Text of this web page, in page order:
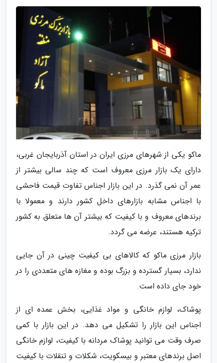
ماکو یکی از شهرهای مرزی ایران در استان آذربایجان غربی،
دارای یک بازار مرزی معروف است که چند سالی بیشتر از
عمر آن نمی گذرد. در این بازار اجناس تفاوت قیمت فاحشی
با اجناس مشابه بازارهای داخل کشور دارند و معمولا با
برندهای معروف و با کیفیت که بیشتر آن ها متعلق به کشور
ترکیه هستند، عرضه می گردد.
بازار مرزی ماکو که کالاهای بی کیفیت چینی در آن جایی
ندارد، بسیار گسترده و بزرگ بوده و مغازه های متعددی را در
خود جای داده است.
پوشاک، لوازم خانگی و مواد غذایی، بخش عمده ای از
اجناس این بازار را تشکیل می دهد. در این بازار با کمی
صرف وقت می توانید پوشاک مردانه با کیفیت، لوازم خانگی
اصل برندهای معتبر و بیسکویت، شکلات و تنقلات با کیفیت